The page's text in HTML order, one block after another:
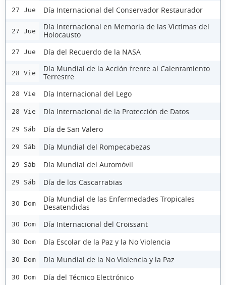
27 Jue Día Internacional del Conservador Restaurador
27 Jue
Día Internacional en Memoria de las Víctimas del
Holocausto
27 Jue Día del Recuerdo de la NASA
28 Vie
Día Mundial de la Acción frente al Calentamiento
Terrestre
28 Vie Día Internacional del Lego
28 Vie Día Internacional de la Protección de Datos
29 Sáb Día de San Valero
29 Sáb Día Mundial del Rompecabezas
29 Sáb Día Mundial del Automóvil
29 Sáb Día de los Cascarrabias
30 Dom
Día Mundial de las Enfermedades Tropicales
Desatendidas
30 Dom Día Internacional del Croissant
30 Dom Día Escolar de la Paz y la No Violencia
30 Dom Día Mundial de la No Violencia y la Paz
30 Dom Día del Técnico Electrónico